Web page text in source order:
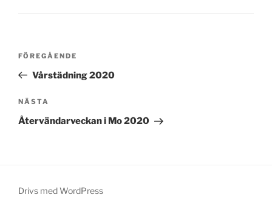
Inläggsnavigering
Föregående
inlägg
FÖREGÅENDE
Vårstädning 2020
Nästa
inlägg
NÄSTA
Återvändarveckan i Mo 2020
Drivs med WordPress